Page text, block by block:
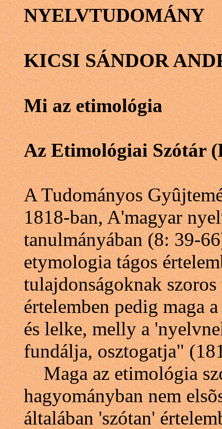
NYELVTUDOMÁNY
KICSI SÁNDOR
Mi az etimológia
Az Etimológiai Szótár
A Tudományos
1818-ban, A'magyar
tanulmányában (8: 39-
etymologia tágos
tulajdonságoknak
értelemben pedig maga
és lelke, melly a
fundálja, osztogatja"
Maga az etimológia
hagyományban nem
általában 'szótan'